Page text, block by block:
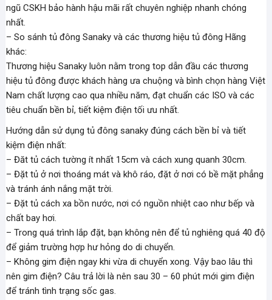
ngũ CSKH bảo hành hậu mãi rất chuyên nghiệp nhanh chóng
nhất.
– So sánh tủ đông Sanaky và các thương hiệu tủ đông Hãng
khác:
Thương hiệu Sanaky luôn nằm trong top dẫn đầu các thương
hiệu tủ đông được khách hàng ưa chuộng và bình chọn hàng Việt
Nam chất lượng cao qua nhiều năm, đạt chuẩn các ISO và các
tiêu chuẩn bền bỉ, tiết kiệm điện tối ưu nhất.
Hướng dẫn sử dụng tủ đông sanaky đúng cách bền bỉ và tiết
kiệm điện nhất:
– Đăt tủ cách tường ít nhất 15cm và cách xung quanh 30cm.
– Đặt tủ ở nơi thoáng mát và khô ráo, đặt ở nơi có bề mặt phẳng
và tránh ánh nắng mặt trời.
– Đặt tủ cách xa bồn nước, nơi có nguồn nhiệt cao như bếp và
chất bay hơi.
– Trong quá trình lắp đặt, bạn không nên để tủ nghiêng quá 40 độ
để giảm trường hợp hư hỏng do di chuyển.
– Không gim điện ngay khi vừa di chuyển xong. Vậy bao lâu thì
nên gim điện? Câu trả lời là nên sau 30 – 60 phút mới gim điện
để tránh tình trạng sốc gas.